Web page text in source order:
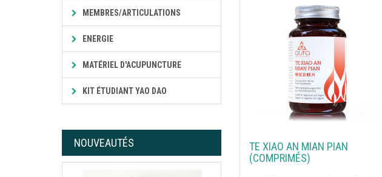
MEMBRES/ARTICULATIONS
ENERGIE
MATÉRIEL D'ACUPUNCTURE
KIT ÉTUDIANT YAO DAO
NOUVEAUTÉS
TE XIAO AN MIAN PIAN
(COMPRIMÉS)